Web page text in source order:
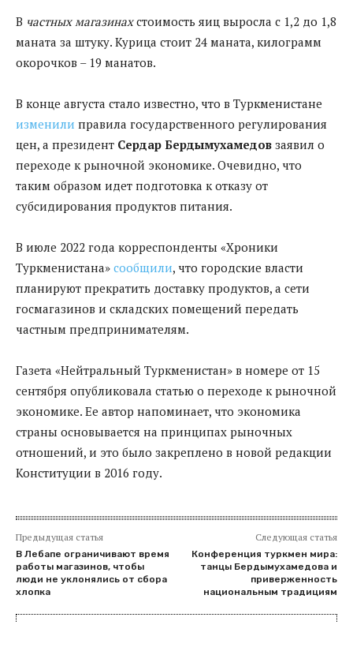
В частных магазинахстоимость яиц выросла с 1,2 до 1,8
маната за штуку. Курица стоит 24 маната, килограмм
окорочков – 19 манатов.
В конце августа стало известно, что в Туркменистане
изменили правила государственного регулирования
цен, а президент Сердар Бердымухамедов заявил о
переходе к рыночной экономике. Очевидно, что
таким образом идет подготовка к отказу от
субсидирования продуктов питания.
В июле 2022 года корреспонденты «Хроники
Туркменистана» сообщили, что городские власти
планируют прекратить доставку продуктов, а сети
госмагазинов и складских помещений передать
частным предпринимателям.
Газета «Нейтральный Туркменистан» в номере от 15
сентября опубликовала статью о переходе к рыночной
экономике. Ее автор напоминает, что экономика
страны основывается на принципах рыночных
отношений, и это было закреплено в новой редакции
Конституции в 2016 году.
Предыдущая статья
В Лебапе ограничивают время
работы магазинов, чтобы
люди не уклонялись от сбора
хлопка
Следующая статья
Конференция туркмен мира:
танцы Бердымухамедова и
приверженность
национальным традициям